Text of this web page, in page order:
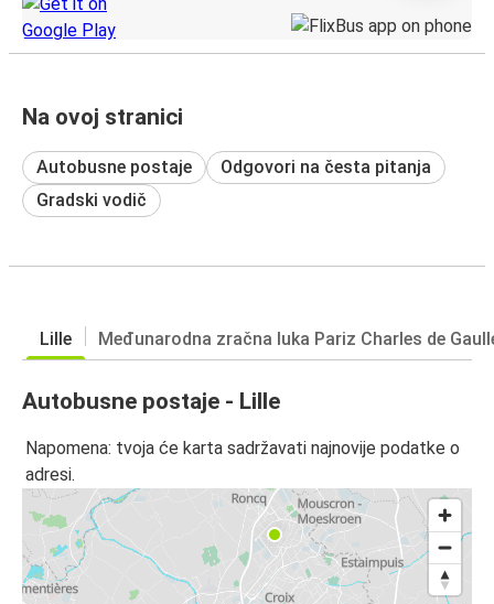
Na ovoj stranici
Autobusne postaje
Odgovori na česta pitanja
Gradski vodič
Lille Međunarodna zračna luka Pariz Charles de
Autobusne postaje - Lille
Napomena: tvoja će karta sadržavati najnovije podatke o
adresi.